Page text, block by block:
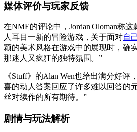
媒体评价与玩家反馈
在NME的评论中，Jordan Oloman称
人耳目一新的冒险游戏，关于面对自
颖的美术风格在游戏中的展现时，确
那迷人又疯狂的独特氛围。”
《Stuff》的Alan Wen也给出满分好评
喜的动人答案回应了许多难以回答的
丝对续作的所有期待。”
剧情与玩法解析